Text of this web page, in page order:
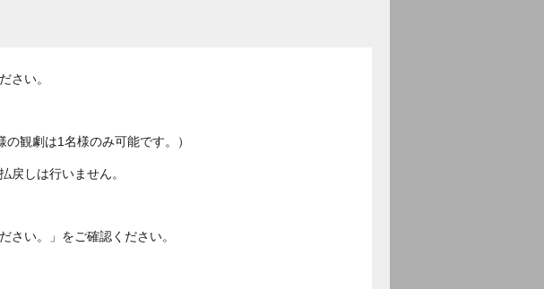
さい。
観劇は1名様のみ可能です。）
戻しは行いません。
さい。」をご確認ください。